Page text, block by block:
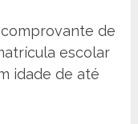
de
escolar
idade de até